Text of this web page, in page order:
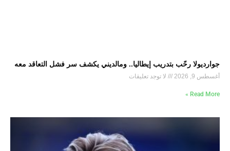
جوارديولا رحّب بتدريب إيطاليا.. ومالديني يكشف سر فشل التعاقد معه
أغسطس 9, 2026 لا توجد تعليقات
Read More »